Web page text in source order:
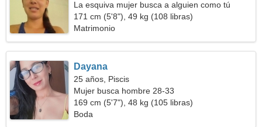
La esquiva mujer busca a alguien como tú
171 cm (5'8"), 49 kg (108 libras)
Matrimonio
Dayana
25 años, Piscis
Mujer busca hombre 28-33
169 cm (5'7"), 48 kg (105 libras)
Boda